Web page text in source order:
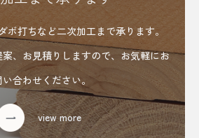
ボ打ちなど二次加工まで承ります。
、お見積りしますので、お気軽にお
い合わせください。
view more